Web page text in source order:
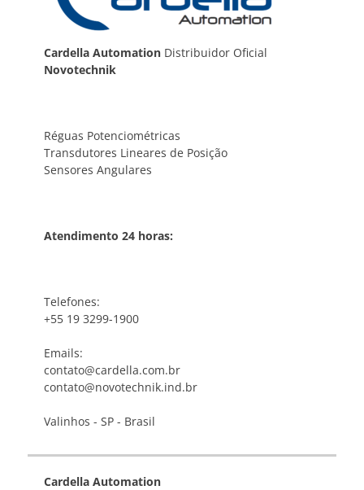
Cardella Automation Distribuidor Oficial
Novotechnik
Réguas Potenciométricas
Transdutores Lineares de Posição
Sensores Angulares
Atendimento 24 horas:
Telefones:
+55 19 3299-1900
Emails:
contato@cardella.com.br
contato@novotechnik.ind.br
Valinhos - SP - Brasil
Cardella Automation